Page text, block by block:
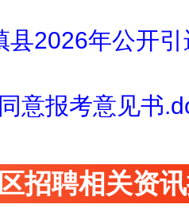
2026年公开
报考意见书
招聘相关资